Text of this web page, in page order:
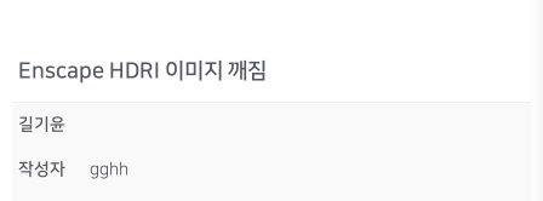
Enscape HDRI 이미지 깨짐
길기윤
작성자 gghh